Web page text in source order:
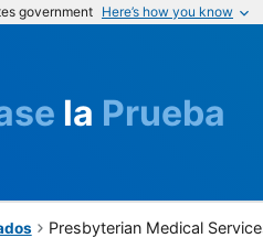
government Here’s how you know
la Prueba
Presbyterian Medical